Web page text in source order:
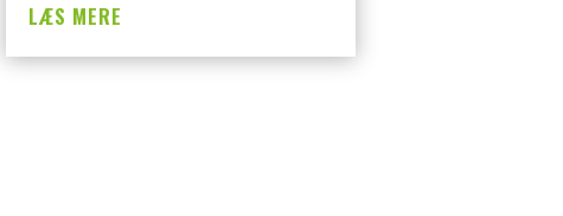
LÆS MERE